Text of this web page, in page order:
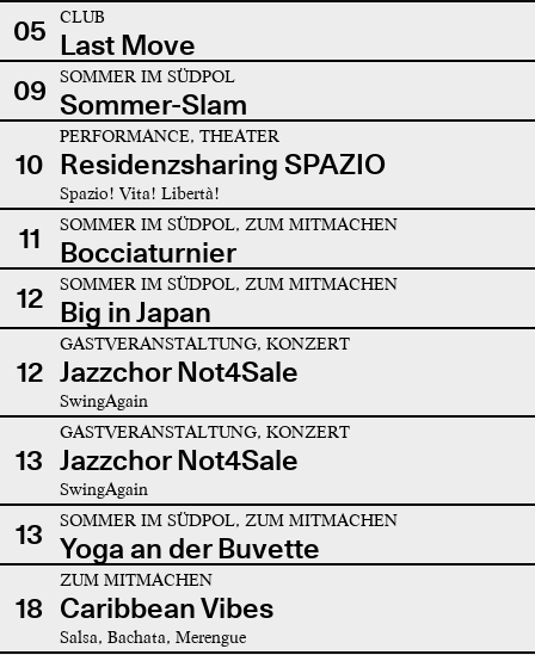
05 CLUB
Last Move
09
SOMMER IM SÜDPOL
Sommer-Slam
10
PERFORMANCE, THEATER
Residenzsharing SPAZIO
Spazio! Vita! Libertà!
11 SOMMER IM SÜDPOL, ZUM MITMACHEN
Bocciaturnier
12
SOMMER IM SÜDPOL, ZUM MITMACHEN
Big in Japan
12
GASTVERANSTALTUNG, KONZERT
Jazzchor Not4Sale
SwingAgain
13
GASTVERANSTALTUNG, KONZERT
Jazzchor Not4Sale
SwingAgain
13 SOMMER IM SÜDPOL, ZUM MITMACHEN
Yoga an der Buvette
18
ZUM MITMACHEN
Caribbean Vibes
Salsa, Bachata, Merengue